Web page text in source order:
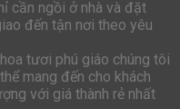
cần ngồi ở nhà và đặt
đến tận nơi theo yêu
tươi phú giáo chúng tôi
mang đến cho khách
với giá thành rẻ nhất